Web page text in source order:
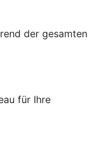
der gesamten
für Ihre